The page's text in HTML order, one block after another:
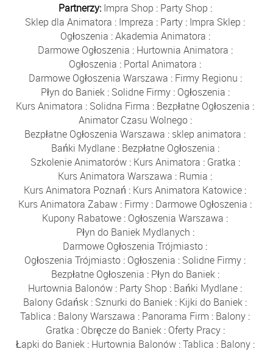
Partnerzy: Impra Shop : Party Shop :
Sklep dla Animatora : Impreza : Party : Impra Sklep :
Ogłoszenia :Akademia Animatora :
Darmowe Ogłoszenia : Hurtownia Animatora :
Ogłoszenia : Portal Animatora :
Darmowe Ogłoszenia Warszawa : Firmy Regionu :
Płyn do Baniek: Solidne Firmy: Ogłoszenia :
Kurs Animatora : Solidna Firma : Bezpłatne Ogłoszenia :
Animator Czasu Wolnego:
Bezpłatne Ogłoszenia Warszawa : sklep animatora :
Bańki Mydlane: Bezpłatne Ogłoszenia :
Szkolenie Animatorów: Kurs Animatora : Gratka :
Kurs Animatora Warszawa : Rumia :
Kurs Animatora Poznań : Kurs Animatora Katowice :
Kurs Animatora Zabaw : Firmy : Darmowe Ogłoszenia :
Kupony Rabatowe : Ogłoszenia Warszawa :
Płyn do Baniek Mydlanych :
Darmowe Ogłoszenia Trójmiasto :
Ogłoszenia Trójmiasto : Ogłoszenia : Solidne Firmy :
Bezpłatne Ogłoszenia : Płyn do Baniek:
Hurtownia Balonów : Party Shop : Bańki Mydlane :
Balony Gdańsk : Sznurki do Baniek : Kijki do Baniek :
Tablica : Balony Warszawa : Panorama Firm : Balony :
Gratka : Obręcze do Baniek: Oferty Pracy:
Łapki do Baniek: Hurtownia Balonów:Tablica : Balony: